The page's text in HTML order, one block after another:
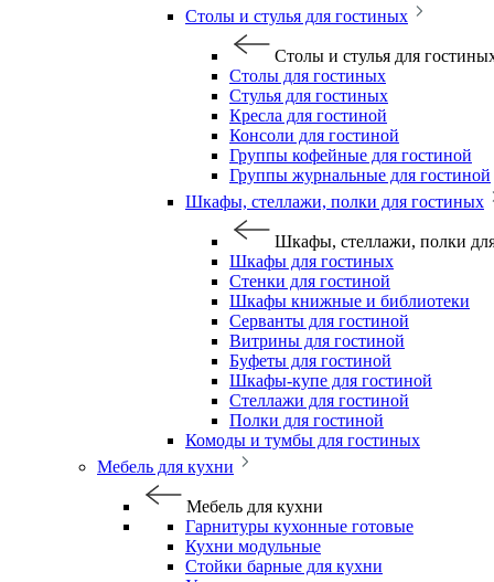
Столы и стулья для гостиных
Столы и стулья для
Столы для гостиных
Стулья для гостиных
Кресла для гостиной
Консоли для гостиной
Группы кофейные для гостиной
Группы журнальные для гостиной
Шкафы, стеллажи, полки для гостиных
Шкафы, стеллажи, полки
Шкафы для гостиных
Стенки для гостиной
Шкафы книжные и библиотеки
Серванты для гостиной
Витрины для гостиной
Буфеты для гостиной
Шкафы-купе для гостиной
Стеллажи для гостиной
Полки для гостиной
Комоды и тумбы для гостиных
Мебель для кухни
Мебель для кухни
Гарнитуры кухонные готовые
Кухни модульные
Стойки барные для кухни